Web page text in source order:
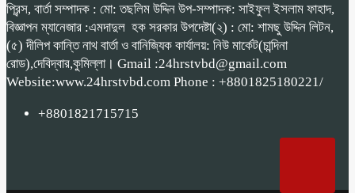
প্রিন্স, বার্তা সম্পাদক : মো: তছলিম উদ্দিন উপ-সম্পাদক: সাইফুল ইসলাম ফাহাদ,
বিজ্ঞাপন ম্যানেজার :এমদাদুল হক সরকার উপদেষ্টা(২) : মো: শামছু উদ্দিন লিটন,
(৫) দীলিপ কান্তি নাথ বার্তা ও বানিজ্যিক কার্যালয়: নিউ মার্কেট(চান্দিনা
রোড),দেবিদ্বার,কুমিল্লা। Gmail :24hrstvbd@gmail.com
Website:www.24hrstvbd.com Phone : +8801825180221/
+8801821715715